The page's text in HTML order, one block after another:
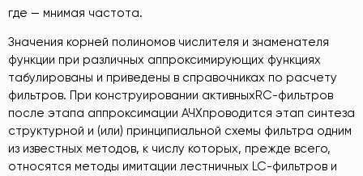
где — мнимая частота.
Значения корней полиномов числителя и знаменателя
функции при различных аппроксимирующих функциях
табулированы и приведены в справочниках по расчету
фильтров. При конструировании активныхRC-фильтров
после этапа аппроксимации АЧХпроводится этап синтеза
структурной и (или) принципиальной схемы фильтра одним
из известных методов, к числу которых, прежде всего,
относятся методы имитации лестничных LC-фильтров и